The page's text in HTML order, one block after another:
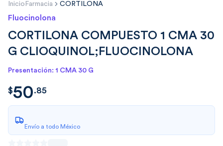
Inicio Farmacia CORTILONA
Fluocinolona
CORTILONA COMPUESTO 1 CMA 30
G CLIOQUINOL;FLUOCINOLONA
Presentación: 1 CMA 30 G
$50.85
$50.85
Envío a todo México